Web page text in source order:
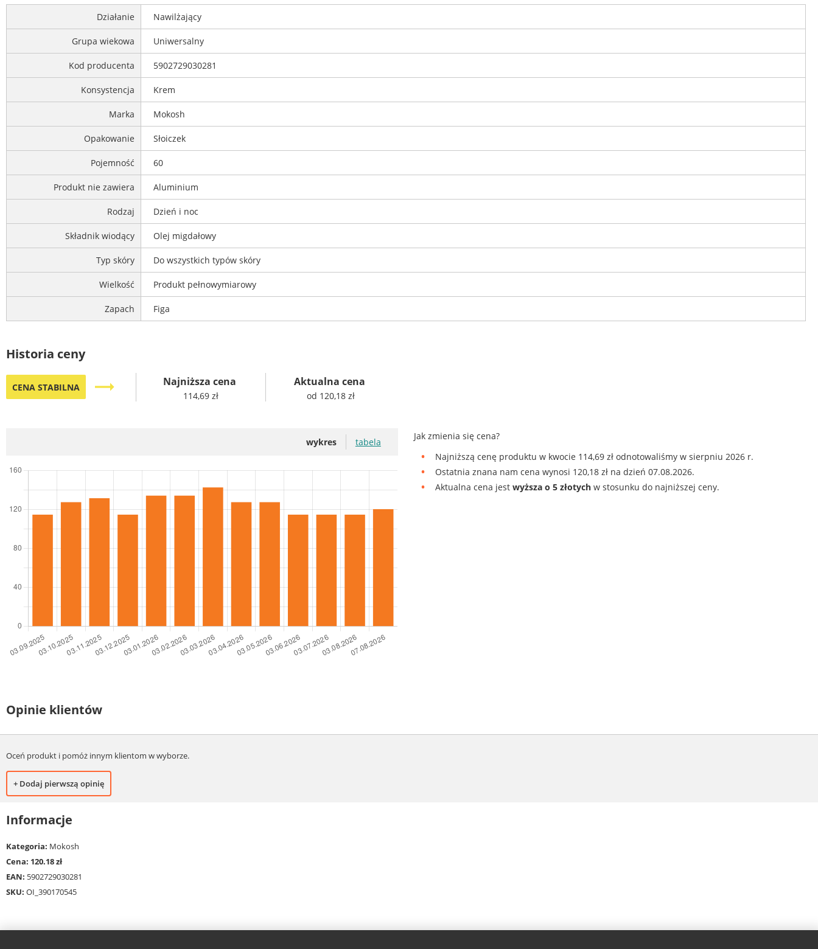
Działanie Nawilżający
Grupa wiekowa Uniwersalny
Kod producenta 5902729030281
Konsystencja Krem
Marka Mokosh
Opakowanie Słoiczek
Pojemność 60
Produkt nie zawiera Aluminium
Rodzaj Dzień i noc
Składnik wiodący Olej migdałowy
Typ skóry Do wszystkich typów skóry
Wielkość Produkt pełnowymiarowy
Zapach Figa
Historia ceny
CENA STABILNA trending_flat Najniższa cena
114,69 zł
Aktualna cena
od 120,18 zł
wykres tabela
Jak zmienia się cena?
Najniższą cenę produktu w kwocie 114,69 zł odnotowaliśmy w sierpniu 2026 r.
Ostatnia znana nam cena wynosi 120,18 zł na dzień 07.08.2026.
Aktualna cena jestwyższa o 5 złotych w stosunku do najniższej ceny.
Opinie klientów
Oceń produkt i pomóż innym klientom w wyborze.
+ Dodaj pierwszą opinię
Informacje
Kategoria: Mokosh
Cena: 120.18 zł
EAN: 5902729030281
SKU: OI_390170545